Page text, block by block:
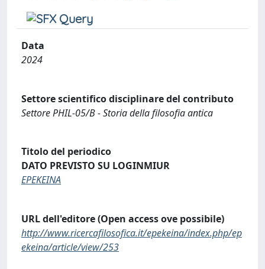
Data
2024
Settore scientifico disciplinare del contributo
Settore PHIL-05/B - Storia della filosofia antica
Titolo del periodico
DATO PREVISTO SU LOGINMIUR
EPEKEINA
URL dell'editore (Open access ove possibile)
http://www.ricercafilosofica.it/epekeina/index.php/ep
ekeina/article/view/253